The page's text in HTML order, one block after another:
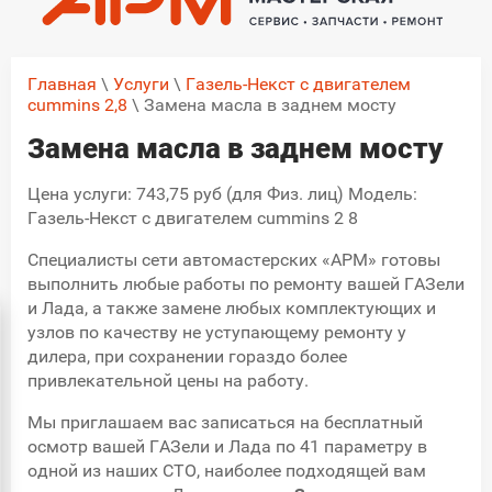
Главная \ Услуги \ Газель-Некст с двигателем
cummins 2,8 \ Замена масла в заднем мосту
Замена масла в заднем мосту
Цена услуги: 743,75 руб (для Физ. лиц) Модель:
Газель-Некст с двигателем cummins 2 8
Специалисты сети автомастерских «АРМ» готовы
выполнить любые работы по ремонту вашей ГАЗели
и Лада, а также замене любых комплектующих и
узлов по качеству не уступающему ремонту у
дилера, при сохранении гораздо более
привлекательной цены на работу.
Мы приглашаем вас записаться на бесплатный
осмотр вашей ГАЗели и Лада по 41 параметру в
одной из наших СТО, наиболее подходящей вам